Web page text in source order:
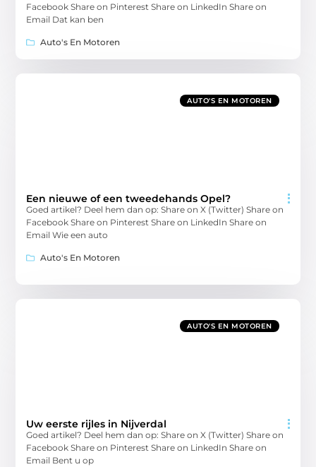
Facebook Share on Pinterest Share on LinkedIn Share on
Email Dat kan ben
Auto's En Motoren
AUTO'S EN MOTOREN
Een nieuwe of een tweedehands Opel?
Goed artikel? Deel hem dan op: Share on X (Twitter) Share on
Facebook Share on Pinterest Share on LinkedIn Share on
Email Wie een auto
Auto's En Motoren
AUTO'S EN MOTOREN
Uw eerste rijles in Nijverdal
Goed artikel? Deel hem dan op: Share on X (Twitter) Share on
Facebook Share on Pinterest Share on LinkedIn Share on
Email Bent u op